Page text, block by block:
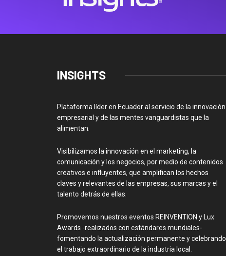
INSIGHTS
Plataforma líder en Ecuador al servicio de la innovación
empresarial y de las mentes vanguardistas que la
alimentan.
Visibilizamos la innovación en el marketing, la
comunicación y los negocios, por medio de contenidos
creativos e influyentes, que amplifican los hechos
claves y relevantes de las empresas, sus marcas y el
talento detrás de ellas.
Promovemos nuestros eventos REINVENTION y Lux
Awards -realizados con estándares mundiales-
fomentando la actualización permanente y celebrando
el trabajo extraordinario de la industria local.